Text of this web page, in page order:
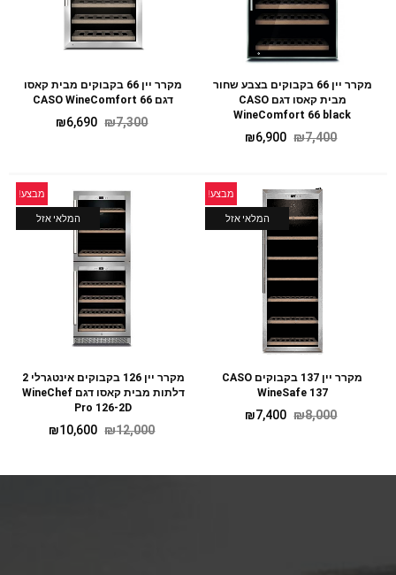
מקרר יין 66 בקבוקים מבית קאסו
דגם CASO WineComfort 66
₪7,300
₪6,690
מקרר יין 66 בקבוקים בצבע שחור
מבית קאסו דגם CASO
WineComfort 66 black
₪7,400
₪6,900
מבצע!
המלאי אזל
מקרר יין 126 בקבוקים אינטגרלי 2
דלתות מבית קאסו דגם WineChef
Pro 126-2D
₪12,000
₪10,600
מבצע!
המלאי אזל
מקרר יין 137 בקבוקים CASO
WineSafe 137
₪8,000
₪7,400